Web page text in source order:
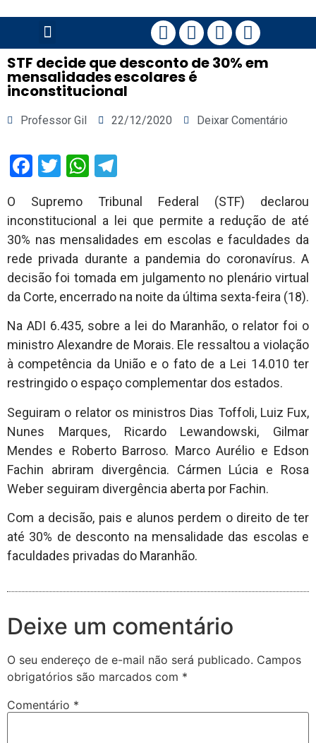
STF decide que desconto de 30% em
mensalidades escolares é
inconstitucional
Professor Gil 22/12/2020 Deixar Comentário
Facebook
TwitterWhatsApp
O Supremo Tribunal Federal (STF) declarou
inconstitucional a lei que permite a redução de até
30% nas mensalidades em escolas e faculdades da
rede privada durante a pandemia do coronavírus. A
decisão foi tomada em julgamento no plenário virtual
da Corte, encerrado na noite da última sexta-feira (18).
Na ADI 6.435, sobre a lei do Maranhão, o relator foi o
ministro Alexandre de Morais. Ele ressaltou a violação
à competência da União e o fato de a Lei 14.010 ter
restringido o espaço complementar dos estados.
Seguiram o relator os ministros Dias Toffoli, Luiz Fux,
Nunes Marques, Ricardo Lewandowski, Gilmar
Mendes e Roberto Barroso. Marco Aurélio e Edson
Fachin abriram divergência. Cármen Lúcia e Rosa
Weber seguiram divergência aberta por Fachin.
Com a decisão, pais e alunos perdem o direito de ter
até 30% de desconto na mensalidade das escolas e
faculdades privadas do Maranhão.
Deixe um comentário
O seu endereço de e-mail não será publicado. Campos
obrigatórios são marcados com *
Comentário *